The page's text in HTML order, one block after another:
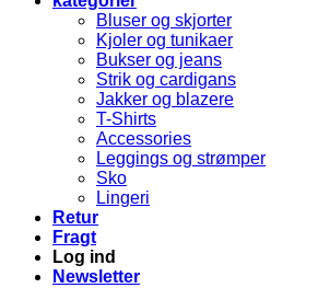
Bluser og skjorter
Kjoler og tunikaer
Bukser og jeans
Strik og cardigans
Jakker og blazere
T-Shirts
Accessories
Leggings og strømper
Sko
Lingeri
Retur
Fragt
Log ind
Newsletter